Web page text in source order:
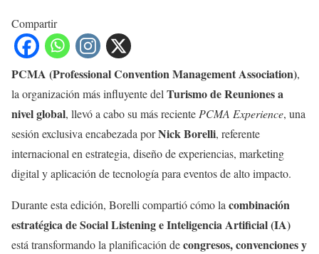
Compartir
PCMA (Professional Convention Management Association),
la organización más influyente del Turismo de Reuniones a
nivel global, llevó a cabo su más reciente PCMA Experience, una
sesión exclusiva encabezada porNick Borelli, referente
internacional en estrategia, diseño de experiencias, marketing
digital y aplicación de tecnología para eventos de alto impacto.
Durante esta edición, Borelli compartió cómo la combinación
estratégica de Social Listening e Inteligencia Artificial (IA)
está transformando la planificación decongresos, convenciones y